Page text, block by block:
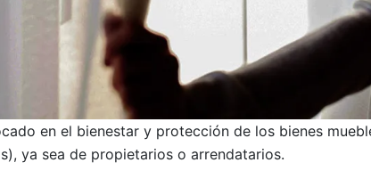
en el bienestar y protección de los bienes
ya sea de propietarios o arrendatarios.